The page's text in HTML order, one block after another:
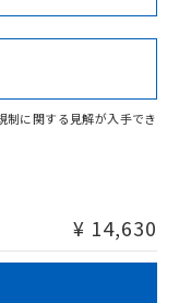
Cr(VI)
ります。
/適合状況ページへ
らご検索ください
制に関する見解が入手でき
¥ 14,630